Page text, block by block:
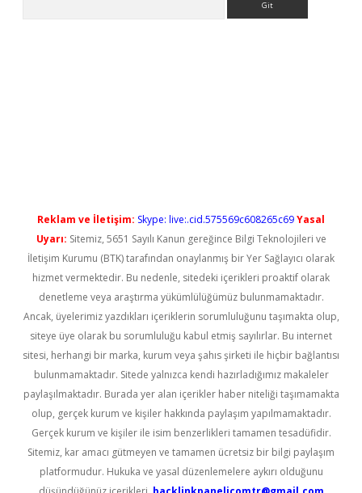
Reklam ve İletişim: Skype: live:.cid.575569c608265c69Yasal
Uyarı: Sitemiz, 5651 Sayılı Kanun gereğince Bilgi Teknolojileri ve
İletişim Kurumu (BTK) tarafından onaylanmış bir Yer Sağlayıcı olarak
hizmet vermektedir. Bu nedenle, sitedeki içerikleri proaktif olarak
denetleme veya araştırma yükümlülüğümüz bulunmamaktadır.
Ancak, üyelerimiz yazdıkları içeriklerin sorumluluğunu taşımakta olup,
siteye üye olarak bu sorumluluğu kabul etmiş sayılırlar. Bu internet
sitesi, herhangi bir marka, kurum veya şahıs şirketi ile hiçbir bağlantısı
bulunmamaktadır. Sitede yalnızca kendi hazırladığımız makaleler
paylaşılmaktadır. Burada yer alan içerikler haber niteliği taşımamakta
olup, gerçek kurum ve kişiler hakkında paylaşım yapılmamaktadır.
Gerçek kurum ve kişiler ile isim benzerlikleri tamamen tesadüfidir.
Sitemiz, kar amacı gütmeyen ve tamamen ücretsiz bir bilgi paylaşım
platformudur. Hukuka ve yasal düzenlemelere aykırı olduğunu